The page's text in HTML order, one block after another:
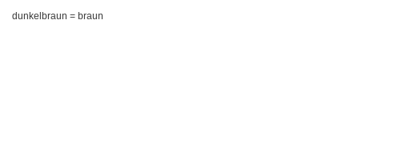
dunkelbraun = braun